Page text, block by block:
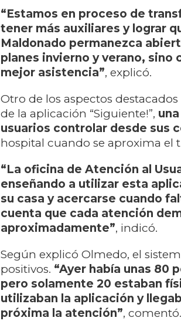
“Estamos en proceso de
tener más auxiliares y lograr
Maldonado permanezca
planes invierno y verano, sino
mejor asistencia”, explicó.
Otro de los aspectos
de la aplicación “Siguiente!”,
usuarios controlar desde sus
hospital cuando se aproxima el
“La oficina de Atención al
enseñando a utilizar esta
su casa y acercarse cuando
cuenta que cada atención
aproximadamente”, indicó.
Según explicó Olmedo, el
positivos. “Ayer había unas 80
pero solamente 20 estaban
utilizaban la aplicación y
próxima la atención”, comentó.